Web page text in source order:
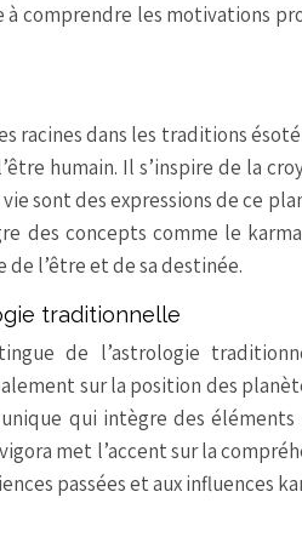
à comprendre les motivations
racines dans les traditions
humain. Il s’inspire de la
sont des expressions de ce
des concepts comme le
l’être et de sa destinée.
traditionnelle
de l’astrologie
sur la position des
qui intègre des
met l’accent sur la
passées et aux influences